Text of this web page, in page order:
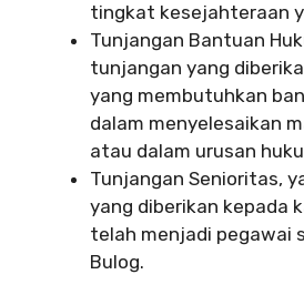
tingkat kesejahteraan
Tunjangan Bantuan
tunjangan yang
yang membutuhkan
dalam menyelesaikan
atau dalam urusan
Tunjangan Senioritas,
yang diberikan kepada
telah menjadi pegawai
Bulog.